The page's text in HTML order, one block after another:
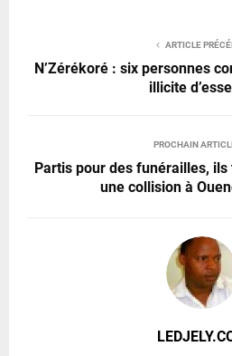
ARTICLE
N’Zérékoré : six personnes
illicite
PROCHAIN
Partis pour des funérailles,
une collision à